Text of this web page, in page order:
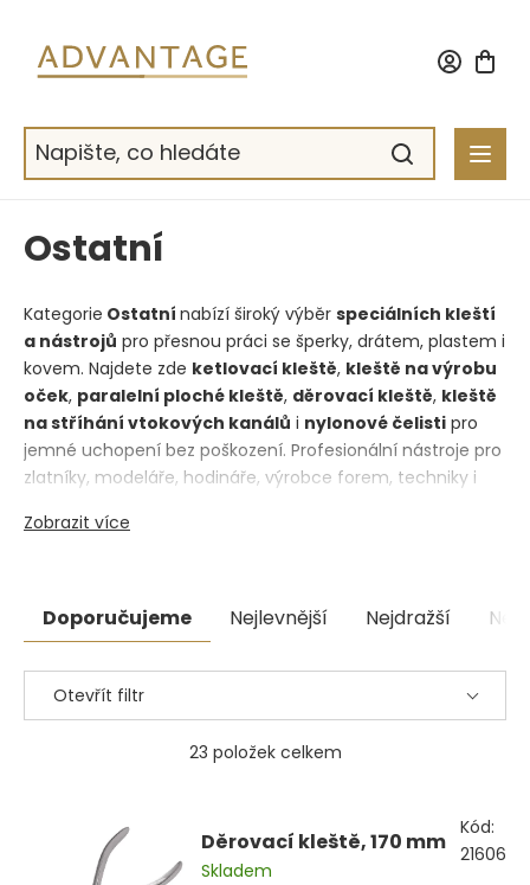
obsah
Ostatní
Kategorie Ostatní nabízí široký výběr speciálních kleští
a nástrojů pro přesnou práci se šperky, drátem, plastem i
kovem. Najdete zde ketlovací kleště, kleště na výrobu
oček, paralelní ploché kleště, děrovací kleště, kleště
na stříhání vtokových kanálů i nylonové čelisti pro
jemné uchopení bez poškození. Profesionální nástroje pro
zlatníky, modeláře, hodináře, výrobce forem, techniky i
životnost.
Zobrazit více
Řazení
produktů
Doporučujeme Nejlevnější Nejdražší
Otevřít filtr
23 položek celkem
produktů
Děrovací kleště, 170 mm
Skladem
Kód:
21606